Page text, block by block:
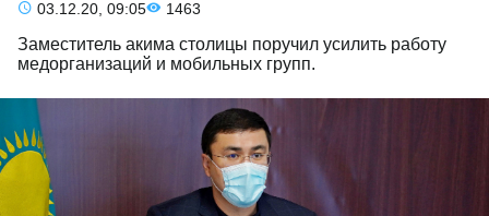
03.12.20, 09:05 1463
Заместитель акима столицы поручил усилить работу
медорганизаций и мобильных групп.